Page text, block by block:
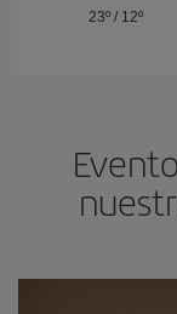
23º/ 12º